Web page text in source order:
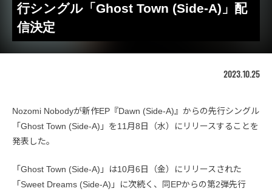
行シングル「Ghost Town (Side-A)」配
信決定
2023.10.25
Nozomi Nobodyが新作EP『Dawn (Side-A)』からの先行シングル
「Ghost Town (Side-A)」を11月8日（水）にリリースすることを
発表した。
「Ghost Town (Side-A)」は10月6日（金）にリリースされた
「Sweet Dreams (Side-A)」に次続く、同EPからの第2弾先行